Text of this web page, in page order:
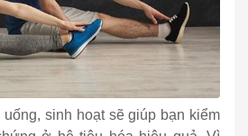
sinh hoạt sẽ giúp bạn kiểm